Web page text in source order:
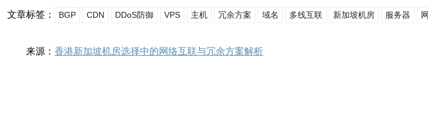
文章标签： BGP CDN DDoS防御 VPS 主机 冗余方案 域名 多线互联 新加坡机房 服务器
来源： 香港新加坡机房选择中的网络互联与冗余方案解析